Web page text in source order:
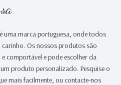
uma marca portuguesa, onde todos
Os nossos produtos são
comportável e pode escolher da
produto personalizado. Pesquise o
mais facilmente, ou contacte-nos